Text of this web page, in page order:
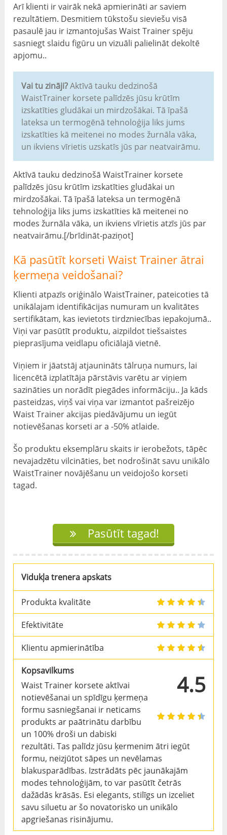
Arī klienti ir vairāk nekā apmierināti ar saviem
rezultātiem. Desmitiem tūkstošu sieviešu visā
pasaulē jau ir izmantojušas Waist Trainer spēju
sasniegt slaidu figūru un vizuāli palielināt dekoltē
apjomu..
Vai tu zināji?Aktīvā tauku dedzinošā
WaistTrainer korsete palīdzēs jūsu krūtīm
izskatīties gludākai un mirdzošākai. Tā īpašā
lateksa un termogēnā tehnoloģija liks jums
izskatīties kā meitenei no modes žurnāla vāka,
un ikviens vīrietis uzskatīs jūs par neatvairāmu.
Aktīvā tauku dedzinošā WaistTrainer korsete
palīdzēs jūsu krūtīm izskatīties gludākai un
mirdzošākai. Tā īpašā lateksa un termogēnā
tehnoloģija liks jums izskatīties kā meitenei no
modes žurnāla vāka, un ikviens vīrietis atzīs jūs par
neatvairāmu.[/brīdināt-paziņot]
Kā pasūtīt korseti Waist Trainer ātrai
ķermeņa veidošanai?
Klienti atpazīs oriģinālo WaistTrainer, pateicoties tā
unikālajam identifikācijas numuram un kvalitātes
sertifikātam, kas ievietots tirdzniecības iepakojumā..
Viņi var pasūtīt produktu, aizpildot tiešsaistes
pieprasījuma veidlapu oficiālajā vietnē.
Viņiem ir jāatstāj atjaunināts tālruņa numurs, lai
licencētā izplatītāja pārstāvis varētu ar viņiem
sazināties un norādīt piegādes informāciju.. Ja kāds
pasteidzas, viņš vai viņa var izmantot pašreizējo
Waist Trainer akcijas piedāvājumu un iegūt
notievēšanas korseti ar a -50% atlaide.
Šo produktu eksemplāru skaits ir ierobežots, tāpēc
nevajadzētu vilcināties, bet nodrošināt savu unikālo
WaistTrainer novājēšanu un veidojošo korseti
tagad.
Pasūtīt tagad!
Vidukļa trenera apskats
Produkta kvalitāte
Efektivitāte
Klientu apmierinātība
4.5
Kopsavilkums
Waist Trainer korsete aktīvai
notievēšanai un spīdīgu ķermeņa
formu sasniegšanai ir neticams
produkts ar paātrinātu darbību
un 100% droši un dabiski
rezultāti. Tas palīdz jūsu ķermenim ātri iegūt
formu, neizjūtot sāpes un nevēlamas
blakusparādības. Izstrādāts pēc jaunākajām
modes tehnoloģijām, to var pasūtīt četrās
dažādās krāsās. Esi elegants, stilīgs un izceliet
savu siluetu ar šo novatorisko un unikālo
apgriešanas risinājumu.